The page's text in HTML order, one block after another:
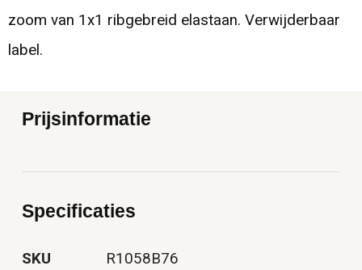
zoom van 1x1 ribgebreid elastaan. Verwijderbaar
label.
Prijsinformatie
Specificaties
SKU R1058B76